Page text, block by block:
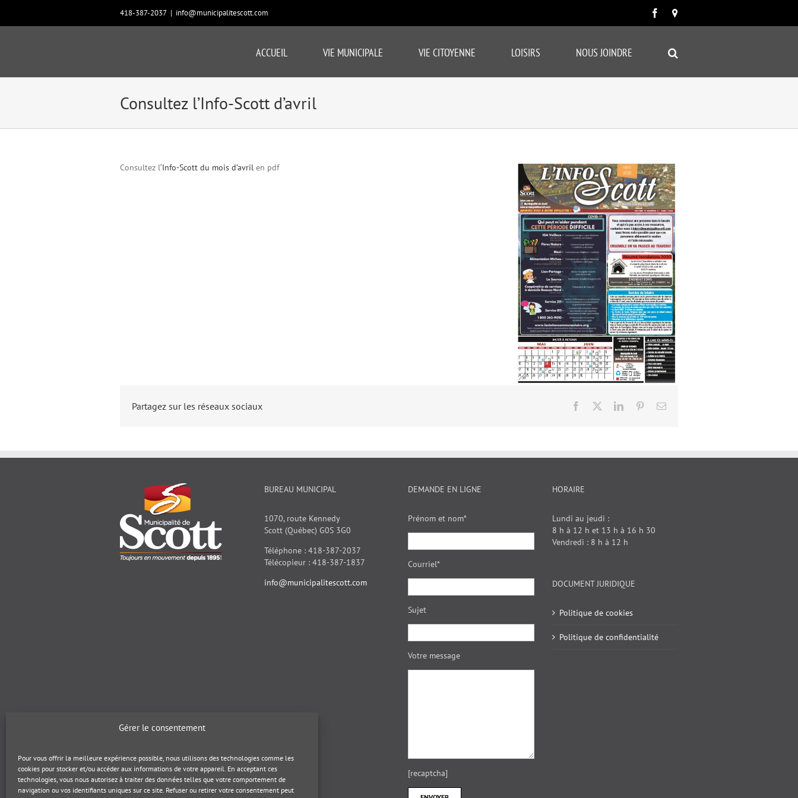
Gérer le consentement
Pour vous offrir la meilleure expérience possible, nous utilisons des technologies comme les
cookies pour stocker et/ou accéder aux informations de votre appareil. En acceptant ces
technologies, vous nous autorisez à traiter des données telles que votre comportement de
navigation ou vos identifiants uniques sur ce site. Refuser ou retirer votre consentement peut
contenu
418-387-2037 | info@municipalitescott.com Facebook
Carte
ACCUEIL VIE MUNICIPALE VIE CITOYENNE LOISIRS NOUS JOINDRE
Consultez l’Info-Scott d’avril
Consultez l‘Info-Scott du mois d’avril en pdf
Partagez sur les réseaux sociaux Facebook LinkedInPinterestEmail
BUREAU MUNICIPAL
1070, route Kennedy
Scott (Québec) G0S 3G0
Téléphone : 418-387-2037
Télécopieur : 418-387-1837
info@municipalitescott.com
DEMANDE EN LIGNE
Prénom et nom*
Courriel*
Sujet
Votre message
[recaptcha]
HORAIRE
Lundi au jeudi :
8 h à 12 h et 13 h à 16 h 30
Vendredi : 8 h à 12 h
DOCUMENT JURIDIQUE
Politique de cookies
Politique de confidentialité